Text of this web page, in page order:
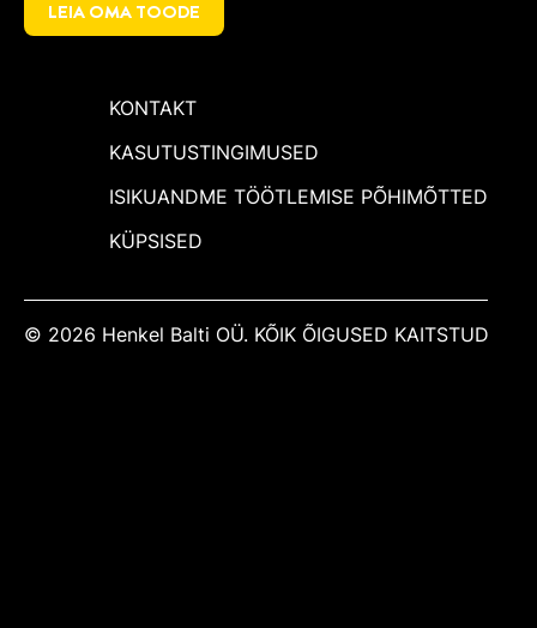
LEIA OMA TOODE
KONTAKT
KASUTUSTINGIMUSED
ISIKUANDME TÖÖTLEMISE PÕHIMÕTTED
KÜPSISED
© 2026 Henkel Balti OÜ. KÕIK ÕIGUSED KAITSTUD